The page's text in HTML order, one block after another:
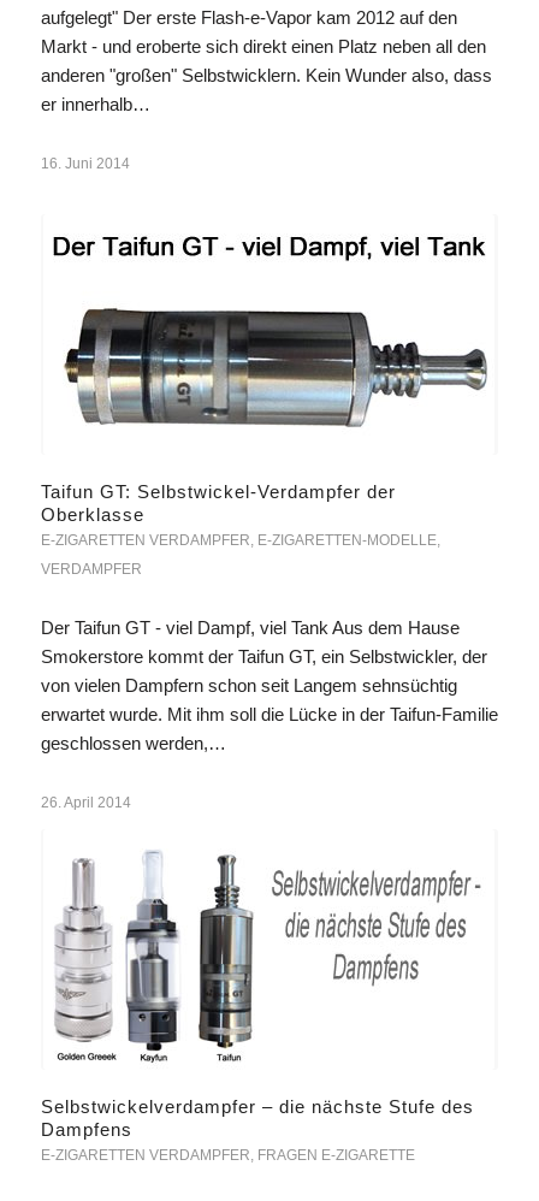
aufgelegt" Der erste Flash-e-Vapor kam 2012 auf den
Markt - und eroberte sich direkt einen Platz neben all den
anderen "großen" Selbstwicklern. Kein Wunder also, dass
er innerhalb…
16. Juni 2014
Taifun GT: Selbstwickel-Verdampfer der
Oberklasse
E-ZIGARETTEN VERDAMPFER E-ZIGARETTEN-MODELLE,
VERDAMPFER
Der Taifun GT - viel Dampf, viel Tank Aus dem Hause
Smokerstore kommt der Taifun GT, ein Selbstwickler, der
von vielen Dampfern schon seit Langem sehnsüchtig
erwartet wurde. Mit ihm soll die Lücke in der Taifun-Familie
geschlossen werden,…
26. April 2014
Selbstwickelverdampfer – die nächste Stufe des
Dampfens
E-ZIGARETTEN VERDAMPFER FRAGEN E-ZIGARETTE